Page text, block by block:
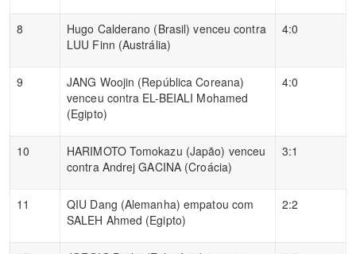
8
Hugo Calderano (Brasil) venceu contra
LUU Finn (Austrália)
4:0
9
JANG Woojin (República Coreana)
venceu contra EL-BEIALI Mohamed
(Egipto)
4:0
10
HARIMOTO Tomokazu (Japão) venceu
contra Andrej GACINA (Croácia)
3:1
11
QIU Dang (Alemanha) empatou com
SALEH Ahmed (Egipto)
2:2